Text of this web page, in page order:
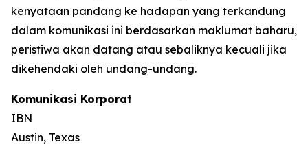
kenyataan pandang ke hadapan yang terkandung
dalam komunikasi ini berdasarkan maklumat baharu,
peristiwa akan datang atau sebaliknya kecuali jika
dikehendaki oleh undang-undang.
Komunikasi Korporat
IBN
Austin, Texas